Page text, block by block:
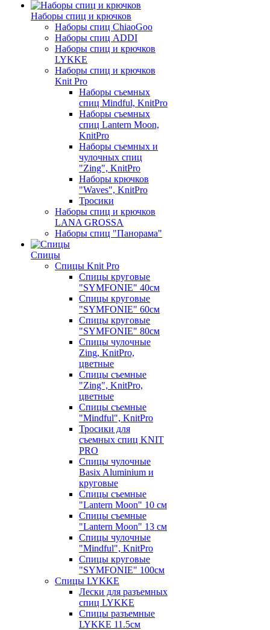
Наборы спиц и крючков
Наборы спиц ChiaoGoo
Наборы спиц ADDI
Наборы спиц и крючков
LYKKE
Наборы спиц и крючков
Knit Pro
Наборы съемных
спиц Mindful, KnitPro
Наборы съемных
спиц Lantern Moon,
KnitPro
Наборы съемных и
чулочных спиц
"Zing", KnitPro
Наборы крючков
"Waves", KnitPro
Тросики
Наборы спиц и крючков
LANA GROSSA
Наборы спиц "Панорама"
Спицы
Спицы Knit Pro
Спицы круговые
"SYMFONIE" 40см
Спицы круговые
"SYMFONIE" 60см
Спицы круговые
"SYMFONIE" 80см
Спицы чулочные
Zing, KnitPro,
цветные
Спицы съемные
"Zing", KnitPro,
цветные
Спицы съемные
"Mindful", KnitPro
Тросики для
съемных спиц KNIT
PRO
Спицы чулочные
Basix Aluminium и
круговые
Спицы съемные
"Lantern Moon" 10 см
Спицы съемные
"Lantern Moon" 13 см
Спицы чулочные
"Mindful", KnitPro
Спицы круговые
"SYMFONIE" 100см
Спицы LYKKE
Лески для разъемных
спиц LYKKE
Спицы разъемные
LYKKE 11.5см